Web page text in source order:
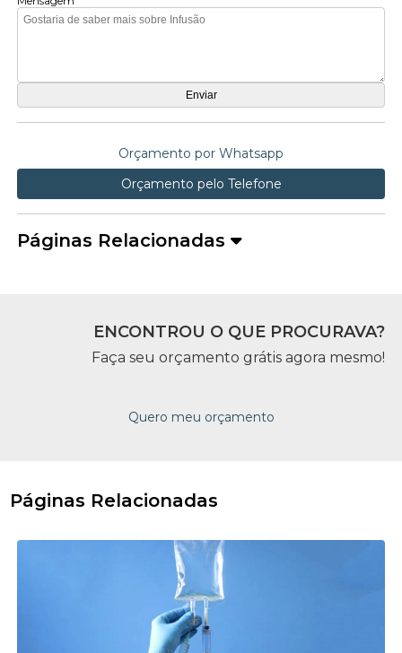
Orçamento por Whatsapp
Orçamento pelo Telefone
Páginas Relacionadas
ENCONTROU O QUE PROCURAVA?
Faça seu orçamento grátis agora mesmo!
Quero meu orçamento
Páginas Relacionadas